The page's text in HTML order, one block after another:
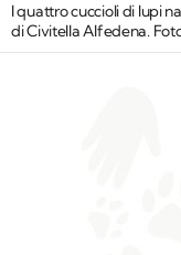
I quattro cuccioli di lupi
di Civitella Alfedena.